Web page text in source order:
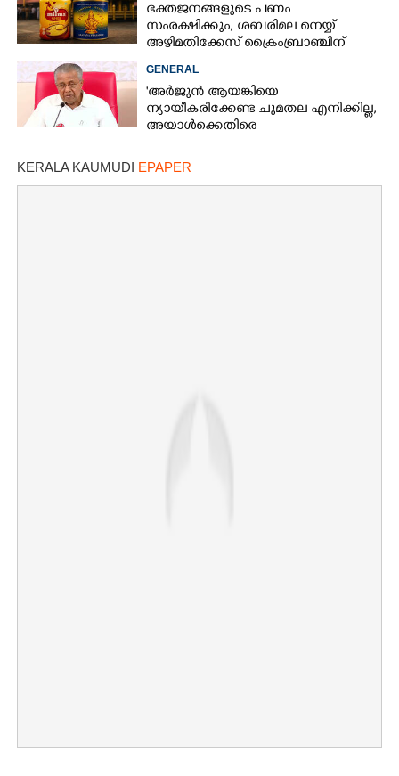
ഭക്തജനങ്ങളുടെ പണം
സംരക്ഷിക്കും, ശബരിമല നെയ്യ്
അഴിമതിക്കേസ് ക്രൈംബ്രാഞ്ചിന്
GENERAL
'അർജുൻ ആയങ്കിയെ
ന്യായീകരിക്കേണ്ട ചുമതല എനിക്കില്ല,
അയാൾക്കെതിരെ
KERALA KAUMUDI EPAPER